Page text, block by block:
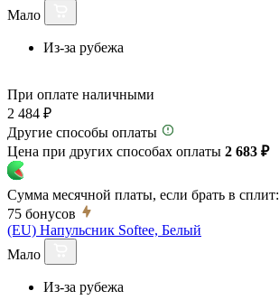
Мало
Из-за рубежа
При оплате наличными
2 484 ₽
Другие способы оплаты
Цена при других способах оплаты 2 683 ₽
Сумма месячной платы, если брать в сплит:
75 бонусов
(EU) Напульсник Softee, Белый
Мало
Из-за рубежа